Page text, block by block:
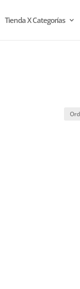
Tienda X Categorías